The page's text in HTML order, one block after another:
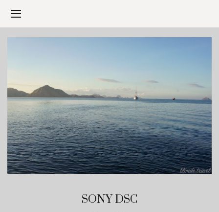
SONY DSC